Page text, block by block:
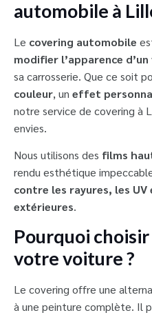
automobile à
Le covering automobile
modifier l’apparence d’un
sa carrosserie. Que ce soit
couleur, un effet
notre service de covering à
envies.
Nous utilisons des films
rendu esthétique
contre les rayures, les UV
extérieures.
Pourquoi
votre voiture ?
Le covering offre une
à une peinture complète. Il